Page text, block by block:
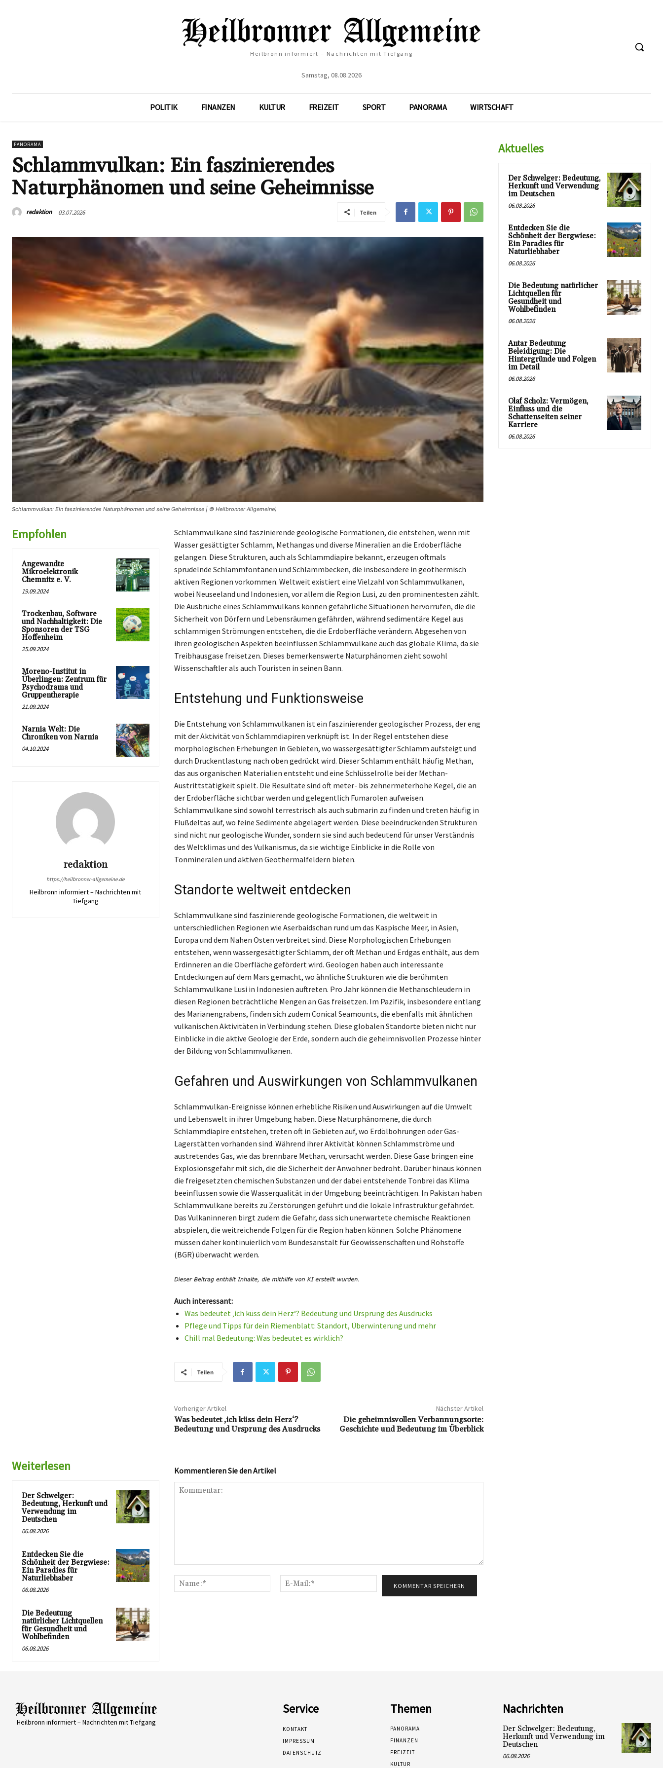
Heilbronn informiert – Nachrichten mit Tiefgang
Samstag, 08.08.2026
POLITIK FINANZEN KULTUR FREIZEIT SPORT PANORAMA WIRTSCHAFT
PANORAMA
Schlammvulkan: Ein faszinierendes
Naturphänomen und seine Geheimnisse
redaktion 03.07.2026 Teilen
Schlammvulkan: Ein faszinierendes Naturphänomen und seine Geheimnisse | © Heilbronner Allgemeine)
Empfohlen
Angewandte
Mikroelektronik
Chemnitz e. V.
19.09.2024
Trockenbau, Software
und Nachhaltigkeit: Die
Sponsoren der TSG
Hoffenheim
25.09.2024
Moreno-Institut in
Überlingen: Zentrum für
Psychodrama und
Gruppentherapie
21.09.2024
Narnia Welt: Die
Chroniken von Narnia
04.10.2024
redaktion
https://heilbronner-allgemeine.de
Heilbronn informiert – Nachrichten mit
Tiefgang
Schlammvulkane sind faszinierende geologische Formationen, die entstehen, wenn mit
Wasser gesättigter Schlamm, Methangas und diverse Mineralien an die Erdoberfläche
gelangen. Diese Strukturen, auch als Schlammdiapire bekannt, erzeugen oftmals
sprudelnde Schlammfontänen und Schlammbecken, die insbesondere in geothermisch
aktiven Regionen vorkommen. Weltweit existiert eine Vielzahl von Schlammvulkanen,
wobei Neuseeland und Indonesien, vor allem die Region Lusi, zu den prominentesten zählt.
Die Ausbrüche eines Schlammvulkans können gefährliche Situationen hervorrufen, die die
Sicherheit von Dörfern und Lebensräumen gefährden, während sedimentäre Kegel aus
schlammigen Strömungen entstehen, die die Erdoberfläche verändern. Abgesehen von
ihren geologischen Aspekten beeinflussen Schlammvulkane auch das globale Klima, da sie
Treibhausgase freisetzen. Dieses bemerkenswerte Naturphänomen zieht sowohl
Wissenschaftler als auch Touristen in seinen Bann.
Entstehung und Funktionsweise
Die Entstehung von Schlammvulkanen ist ein faszinierender geologischer Prozess, der eng
mit der Aktivität von Schlammdiapiren verknüpft ist. In der Regel entstehen diese
morphologischen Erhebungen in Gebieten, wo wassergesättigter Schlamm aufsteigt und
durch Druckentlastung nach oben gedrückt wird. Dieser Schlamm enthält häufig Methan,
das aus organischen Materialien entsteht und eine Schlüsselrolle bei der Methan-
Austrittstätigkeit spielt. Die Resultate sind oft meter- bis zehnermeterhohe Kegel, die an
der Erdoberfläche sichtbar werden und gelegentlich Fumarolen aufweisen.
Schlammvulkane sind sowohl terrestrisch als auch submarin zu finden und treten häufig in
Flußdeltas auf, wo feine Sedimente abgelagert werden. Diese beeindruckenden Strukturen
sind nicht nur geologische Wunder, sondern sie sind auch bedeutend für unser Verständnis
des Weltklimas und des Vulkanismus, da sie wichtige Einblicke in die Rolle von
Tonmineralen und aktiven Geothermalfeldern bieten.
Standorte weltweit entdecken
Schlammvulkane sind faszinierende geologische Formationen, die weltweit in
unterschiedlichen Regionen wie Aserbaidschan rund um das Kaspische Meer, in Asien,
Europa und dem Nahen Osten verbreitet sind. Diese Morphologischen Erhebungen
entstehen, wenn wassergesättigter Schlamm, der oft Methan und Erdgas enthält, aus dem
Erdinneren an die Oberfläche gefördert wird. Geologen haben auch interessante
Entdeckungen auf dem Mars gemacht, wo ähnliche Strukturen wie die berühmten
Schlammvulkane Lusi in Indonesien auftreten. Pro Jahr können die Methanschleudern in
diesen Regionen beträchtliche Mengen an Gas freisetzen. Im Pazifik, insbesondere entlang
des Marianengrabens, finden sich zudem Conical Seamounts, die ebenfalls mit ähnlichen
vulkanischen Aktivitäten in Verbindung stehen. Diese globalen Standorte bieten nicht nur
Einblicke in die aktive Geologie der Erde, sondern auch die geheimnisvollen Prozesse hinter
der Bildung von Schlammvulkanen.
Gefahren und Auswirkungen von Schlammvulkanen
Schlammvulkan-Ereignisse können erhebliche Risiken und Auswirkungen auf die Umwelt
und Lebenswelt in ihrer Umgebung haben. Diese Naturphänomene, die durch
Schlammdiapire entstehen, treten oft in Gebieten auf, wo Erdölbohrungen oder Gas-
Lagerstätten vorhanden sind. Während ihrer Aktivität können Schlammströme und
austretendes Gas, wie das brennbare Methan, verursacht werden. Diese Gase bringen eine
Explosionsgefahr mit sich, die die Sicherheit der Anwohner bedroht. Darüber hinaus können
die freigesetzten chemischen Substanzen und der dabei entstehende Tonbrei das Klima
beeinflussen sowie die Wasserqualität in der Umgebung beeinträchtigen. In Pakistan haben
Schlammvulkane bereits zu Zerstörungen geführt und die lokale Infrastruktur gefährdet.
Das Vulkaninneren birgt zudem die Gefahr, dass sich unerwartete chemische Reaktionen
abspielen, die weitreichende Folgen für die Region haben können. Solche Phänomene
müssen daher kontinuierlich vom Bundesanstalt für Geowissenschaften und Rohstoffe
(BGR) überwacht werden.
Auch interessant:
Was bedeutet ‚ich küss dein Herz‘? Bedeutung und Ursprung des Ausdrucks
Pflege und Tipps für dein Riemenblatt: Standort, Überwinterung und mehr
Chill mal Bedeutung: Was bedeutet es wirklich?
Teilen
Vorheriger Artikel
Was bedeutet ‚ich küss dein Herz‘?
Bedeutung und Ursprung des Ausdrucks
Nächster Artikel
Die geheimnisvollen Verbannungsorte:
Geschichte und Bedeutung im Überblick
Weiterlesen
Der Schwelger:
Bedeutung, Herkunft und
Verwendung im
Deutschen
06.08.2026
Entdecken Sie die
Schönheit der Bergwiese:
Ein Paradies für
Naturliebhaber
06.08.2026
Die Bedeutung
natürlicher Lichtquellen
für Gesundheit und
Wohlbefinden
06.08.2026
Kommentieren Sie den Artikel
Name:*
Mail:*
Aktuelles
Der Schwelger: Bedeutung,
Herkunft und Verwendung
im Deutschen
06.08.2026
Entdecken Sie die
Schönheit der Bergwiese:
Ein Paradies für
Naturliebhaber
06.08.2026
Die Bedeutung natürlicher
Lichtquellen für
Gesundheit und
Wohlbefinden
06.08.2026
Antar Bedeutung
Beleidigung: Die
Hintergründe und Folgen
im Detail
06.08.2026
Olaf Scholz: Vermögen,
Einfluss und die
Schattenseiten seiner
Karriere
06.08.2026
Heilbronn informiert – Nachrichten mit Tiefgang
Service
KONTAKT
IMPRESSUM
DATENSCHUTZ
Themen
PANORAMA
FINANZEN
FREIZEIT
KULTUR
Nachrichten
Der Schwelger: Bedeutung,
Herkunft und Verwendung im
Deutschen
06.08.2026